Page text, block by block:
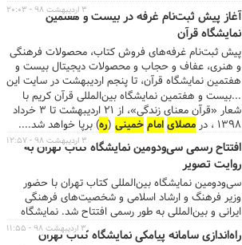
آغاز پیش ثبت‌نام غرفه در بیست و هفتمین
نمایشگاه قرآن
پیش ثبت‌نام غرفه‌های فروش کتاب، محصولات فرهنگی
و هنری، عفاف و حجاب و محصولات دیجیتال بیست و
هفتمین نمایشگاه قرآن، تا پنجم اردیبهشت در سایت این
نمایشگاه انجام می‌شود.
...بیست و هفتمین نمایشگاه بین‌المللی قرآن کریم با
شعار «قرآن معنای زندگی»، از ۲۱ اردیبهشت تا ۳ خرداد
۱۳۹۸ ، در
مصلایامامخمینی (ره) برپا خواهد شد....
۳ اردیبهشت ۹۸ - ۲۰:۰۳
افتتاح رسمی سی‌ودومین نمایشگاه کتاب تهران به
روایت تصویر
سی‌ودومین نمایشگاه بین‌المللی کتاب تهران با حضور
وزیر فرهنگ و ارشاد اسلامی و شخصیت‌های فرهنگی
ایرانی و بین‌المللی به طور رسمی افتتاح شد. نمایشگاه
کتاب از فردا ۴ اردیبهشت به مدت ۱۰ روز، از ساعت ۱۰ تا
۲۰ میزبان علاقه‌مندان خواهد بود.
۳ اردیبهشت ۹۸ - ۱۲:۵۷
راه‌اندازی سامانه پیامکی نمایشگاه کتاب تهران
۳ اردیبهشت ۹۸ - ۱۱:۵۵